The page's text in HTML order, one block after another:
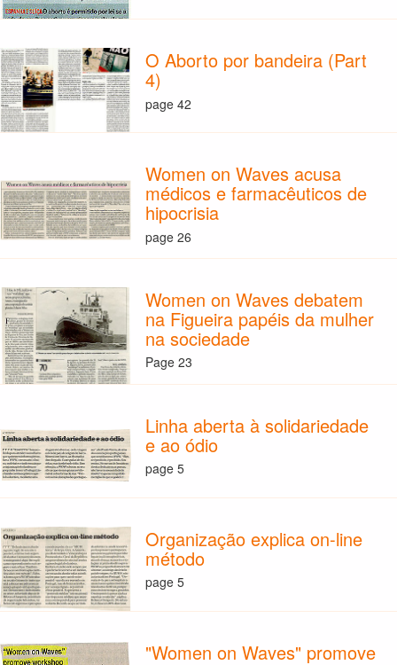
O Aborto por bandeira (Part
4)
page 42
Women on Waves acusa
médicos e farmacêuticos de
hipocrisia
page 26
Women on Waves debatem
na Figueira papéis da mulher
na sociedade
Page 23
Linha aberta à solidariedade
e ao ódio
page 5
Organização explica on-line
método
page 5
"Women on Waves" promove